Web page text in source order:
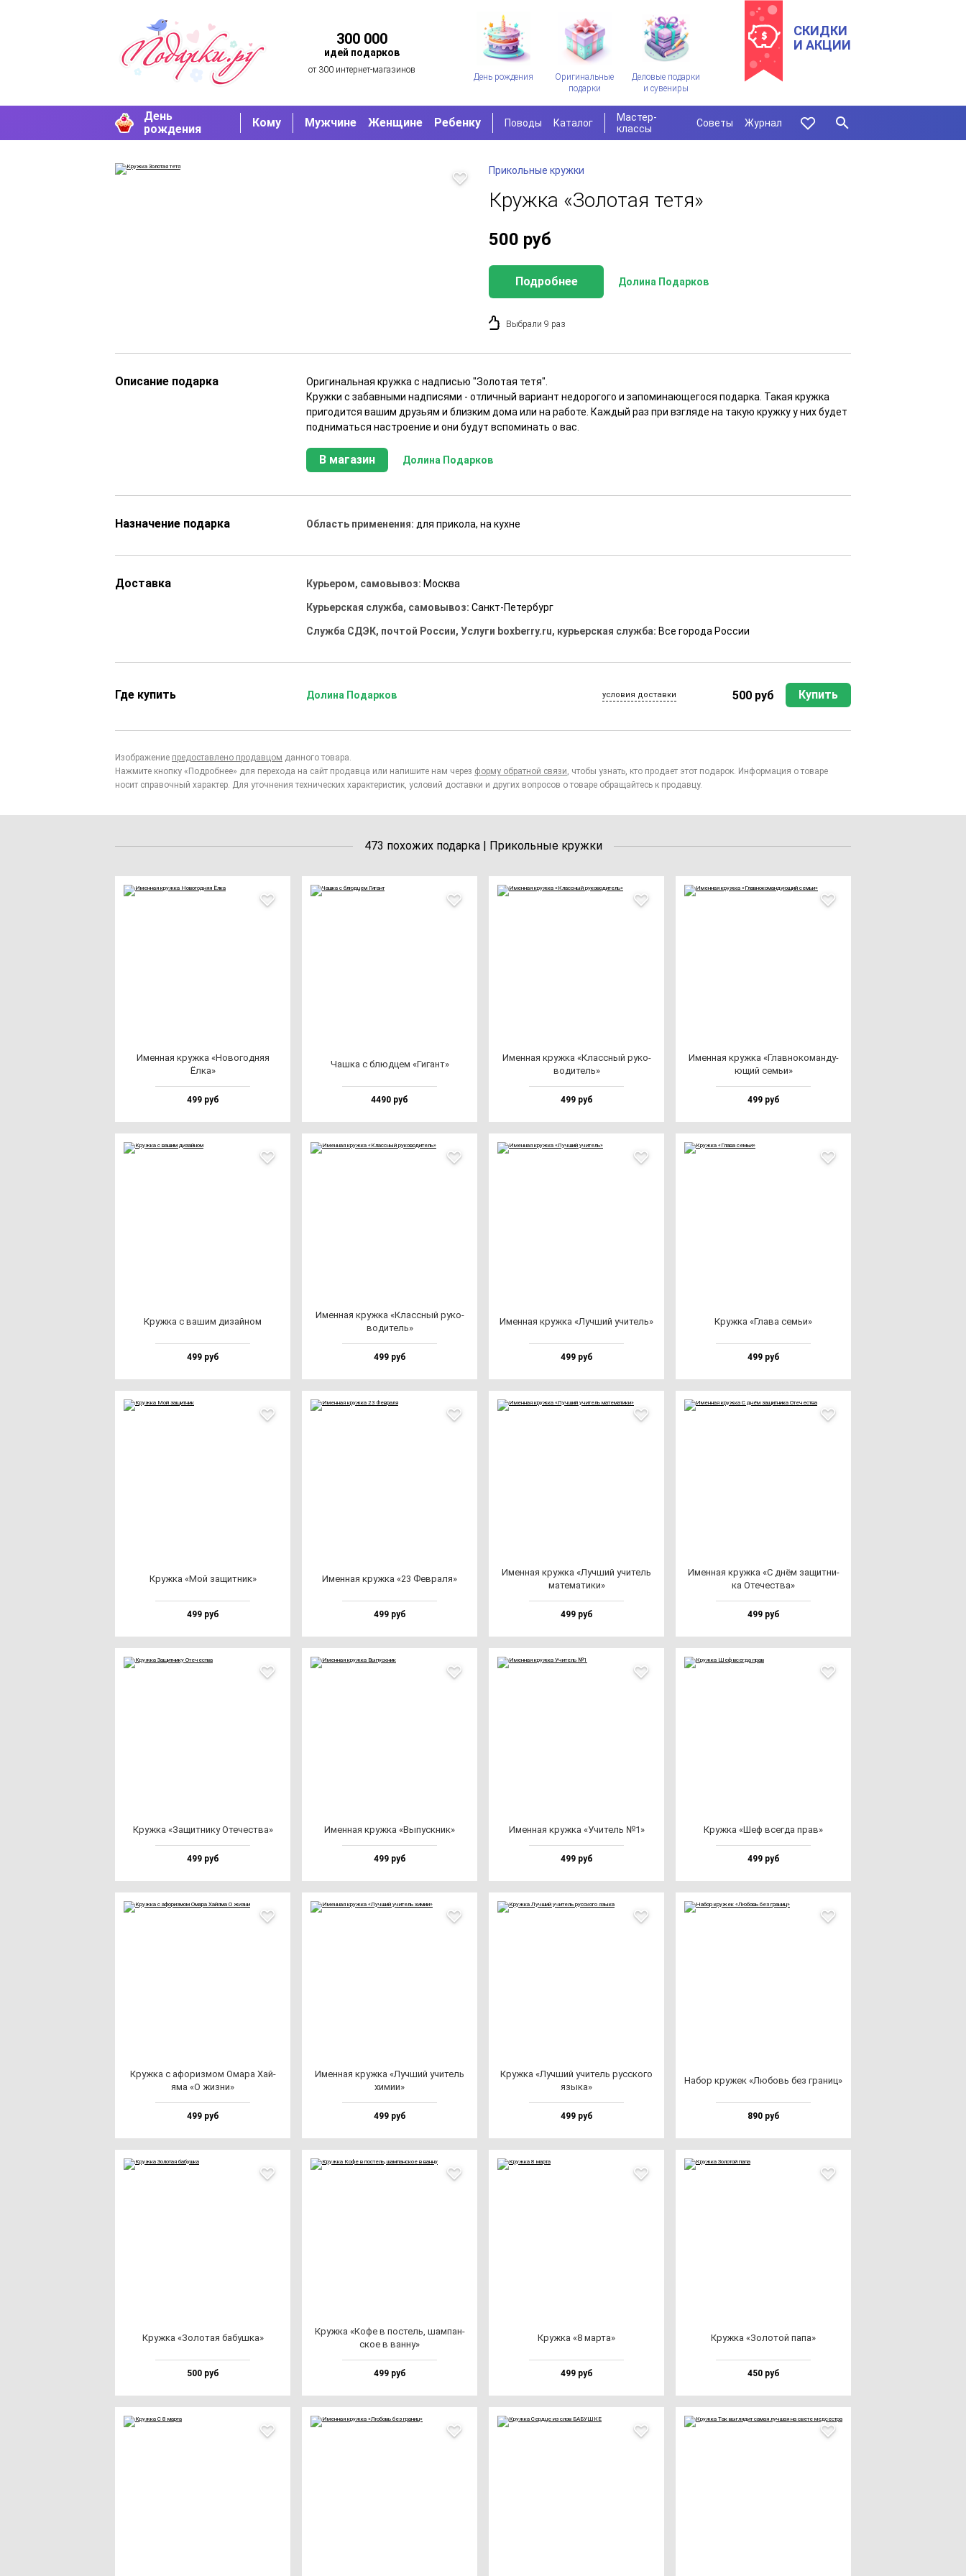
300 000
идей подарков
от 300 интернет-магазинов
День рождения
Оригинальные
подарки
Деловые подарки
и сувениры
СКИДКИ
И АКЦИИ
День
рождения
Кому Мужчине Женщине Ребенку Поводы Каталог
Мастер-
классы
Советы Журнал
Прикольные кружки
Кружка «Золотая тетя»
500 руб
Подробнее Долина Подарков
Выбрали 9 раз
Описание подарка
Оригинальная кружка с надписью "Золотая тетя".
Кружки с забавными надписями - отличный вариант недорогого и запоминающегося подарка. Такая кружка
пригодится вашим друзьям и близким дома или на работе. Каждый раз при взгляде на такую кружку у них будет
подниматься настроение и они будут вспоминать о вас.
В магазин Долина Подарков
Назначение подарка Область применения:для прикола, на кухне
Доставка Курьером, самовывоз: Москва
Курьерская служба, самовывоз:Санкт-Петербург
Служба СДЭК, почтой России, Услуги boxberry.ru, курьерская служба: Все города России
Где купить Долина Подарков условия доставки 500 руб Купить
Изображение предоставлено продавцом данного товара.
Нажмите кнопку «Подробнее» для перехода на сайт продавца или напишите нам через форму обратной связи, чтобы узнать, кто продает этот подарок. Информация о товаре
носит справочный характер. Для уточнения технических характеристик, условий доставки и других вопросов о товаре обращайтесь к продавцу.
473 похожих подарка | Прикольные кружки
Имен­ная круж­ка «Ново­год­няя
Ёлка»
499 руб
Чаш­ка с блюд­цем «Гигант»
4490 руб
Имен­ная круж­ка «Клас­сный ру­ко­
во­ди­тель»
499 руб
Имен­ная круж­ка «Глав­но­ко­ман­ду­
ющий семьи»
499 руб
Круж­ка с ва­шим ди­зай­ном
499 руб
Имен­ная круж­ка «Клас­сный ру­ко­
во­ди­тель»
499 руб
Имен­ная круж­ка «Луч­ший учи­тель»
499 руб
Круж­ка «Гла­ва cемьи»
499 руб
Круж­ка «Мой за­щит­ник»
499 руб
Имен­ная круж­ка «23 Фев­ра­ля»
499 руб
Имен­ная круж­ка «Луч­ший учи­тель
ма­те­ма­ти­ки»
499 руб
Имен­ная круж­ка «С днём за­щит­ни­
ка Оте­чес­тва»
499 руб
Круж­ка «Защит­ни­ку Оте­чес­тва»
499 руб
Имен­ная круж­ка «Выпус­кник»
499 руб
Имен­ная круж­ка «Учи­тель №1»
499 руб
Круж­ка «Шеф всег­да прав»
499 руб
Круж­ка с афо­риз­мом Ома­ра Хай­
яма «О жиз­ни»
499 руб
Имен­ная круж­ка «Луч­ший учи­тель
хи­мии»
499 руб
Круж­ка «Луч­ший учи­тель рус­ско­го
язы­ка»
499 руб
Набор кру­жек «Любовь без гра­ниц»
890 руб
Круж­ка «Золо­тая ба­буш­ка»
500 руб
Круж­ка «Кофе в пос­тель, шам­пан­
ское в ван­ну»
499 руб
Круж­ка «8 мар­та»
499 руб
Круж­ка «Золо­той па­па»
450 руб